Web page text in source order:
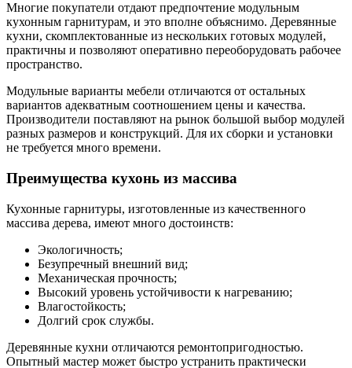
Многие покупатели отдают предпочтение модульным
кухонным гарнитурам, и это вполне объяснимо. Деревянные
кухни, скомплектованные из нескольких готовых модулей,
практичны и позволяют оперативно переоборудовать рабочее
пространство.
Модульные варианты мебели отличаются от остальных
вариантов адекватным соотношением цены и качества.
Производители поставляют на рынок большой выбор модулей
разных размеров и конструкций. Для их сборки и установки
не требуется много времени.
Преимущества кухонь из массива
Кухонные гарнитуры, изготовленные из качественного
массива дерева, имеют много достоинств:
Экологичность;
Безупречный внешний вид;
Механическая прочность;
Высокий уровень устойчивости к нагреванию;
Влагостойкость;
Долгий срок службы.
Деревянные кухни отличаются ремонтопригодностью.
Опытный мастер может быстро устранить практически